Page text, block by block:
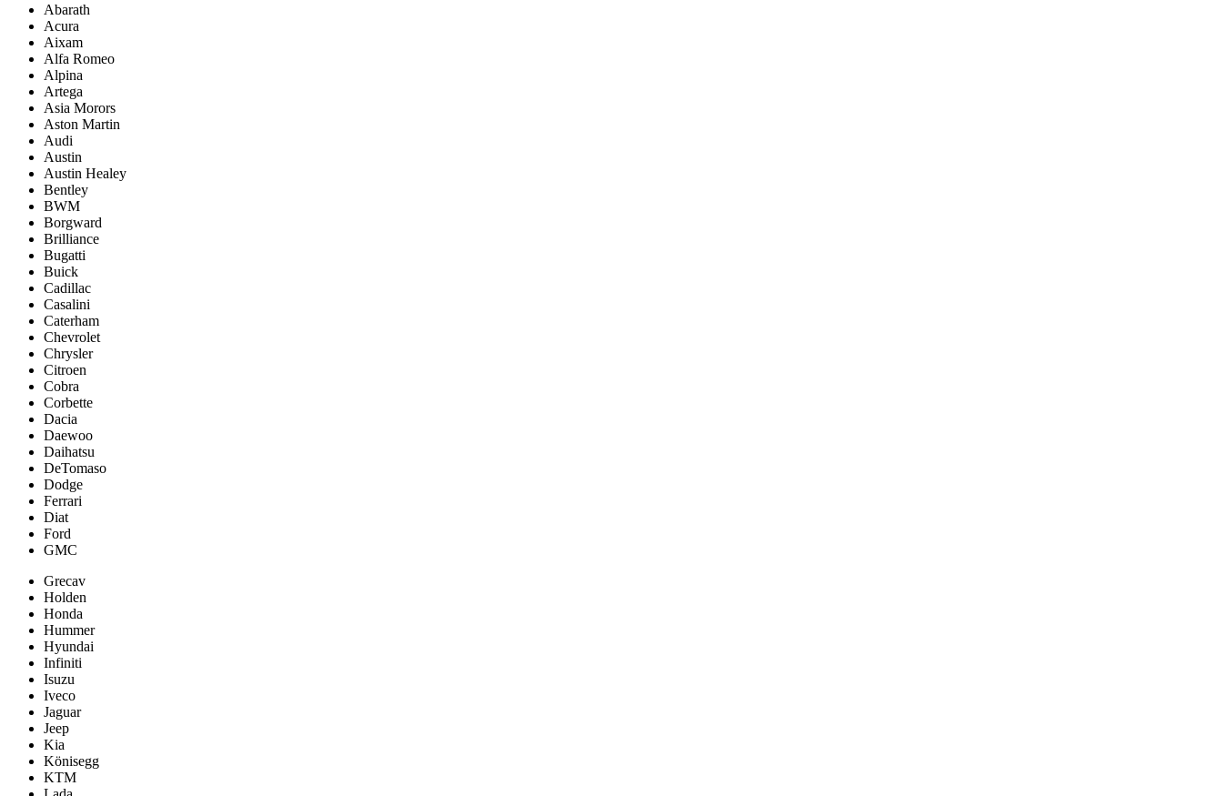
Abarath
Acura
Aixam
Alfa Romeo
Alpina
Artega
Asia Morors
Aston Martin
Audi
Austin
Austin Healey
Bentley
BWM
Borgward
Brilliance
Bugatti
Buick
Cadillac
Casalini
Caterham
Chevrolet
Chrysler
Citroen
Cobra
Corbette
Dacia
Daewoo
Daihatsu
DeTomaso
Dodge
Ferrari
Diat
Ford
GMC
Grecav
Holden
Honda
Hummer
Hyundai
Infiniti
Isuzu
Iveco
Jaguar
Jeep
Kia
Könisegg
KTM